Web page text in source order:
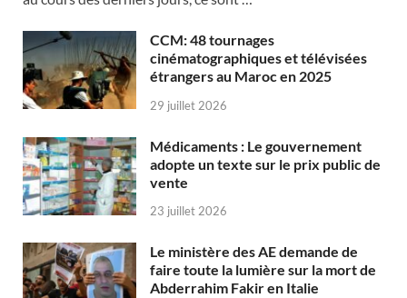
CCM: 48 tournages
cinématographiques et télévisées
étrangers au Maroc en 2025
29 juillet 2026
Médicaments : Le gouvernement
adopte un texte sur le prix public de
vente
23 juillet 2026
Le ministère des AE demande de
faire toute la lumière sur la mort de
Abderrahim Fakir en Italie